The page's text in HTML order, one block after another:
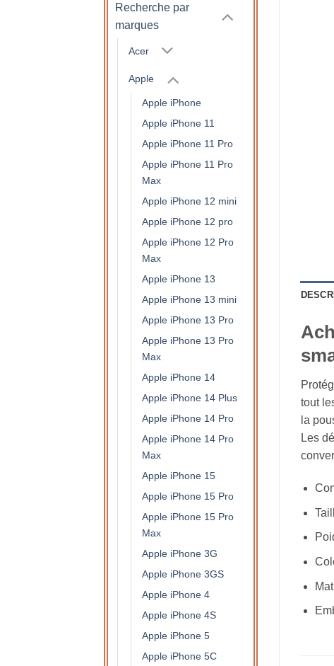
Recherche par
marques
Acer
Apple
Apple iPhone
Apple iPhone 11
Apple iPhone 11 Pro
Apple iPhone 11 Pro
Max
Apple iPhone 12 mini
Apple iPhone 12 pro
Apple iPhone 12 Pro
Max
Apple iPhone 13
Apple iPhone 13 mini
Apple iPhone 13 Pro
Apple iPhone 13 Pro
Max
Apple iPhone 14
Apple iPhone 14 Plus
Apple iPhone 14 Pro
Apple iPhone 14 Pro
Max
Apple iPhone 15
Apple iPhone 15 Pro
Apple iPhone 15 Pro
Max
Apple iPhone 3G
Apple iPhone 3GS
Apple iPhone 4
Apple iPhone 4S
Apple iPhone 5
Apple iPhone 5C
tout
la
Les